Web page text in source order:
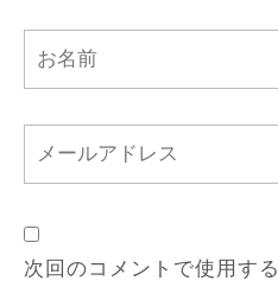
次回のコメントで使用す